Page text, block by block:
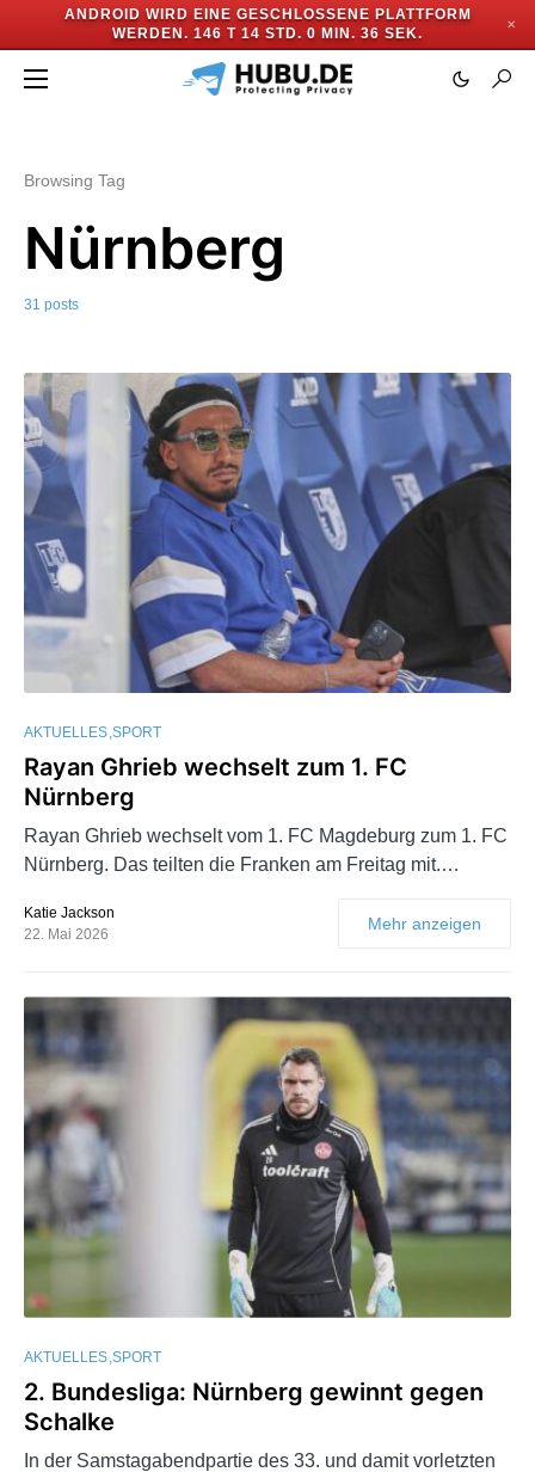
ANDROID WIRD EINE GESCHLOSSENE PLATTFORM
WERDEN. 146 T 14 STD. 0 MIN. 34 SEK.
✕
Browsing Tag
Nürnberg
31 posts
AKTUELLES SPORT
Rayan Ghrieb wechselt zum 1. FC
Nürnberg
Rayan Ghrieb wechselt vom 1. FC Magdeburg zum 1. FC
Nürnberg. Das teilten die Franken am Freitag mit.…
Katie Jackson
22. Mai 2026
Mehr anzeigen
AKTUELLES SPORT
2. Bundesliga: Nürnberg gewinnt gegen
Schalke
In der Samstagabendpartie des 33. und damit vorletzten